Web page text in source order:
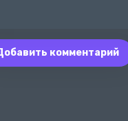
комментарий